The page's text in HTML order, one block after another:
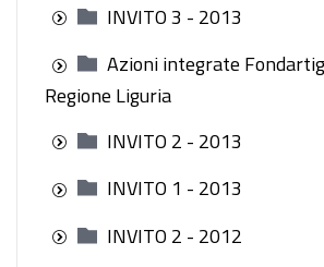
INVITO 3 - 2013
Azioni integrate
Regione Liguria
INVITO 2 - 2013
INVITO 1 - 2013
INVITO 2 - 2012